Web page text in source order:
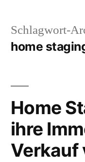
Schlagwort-
home
Home
ihre
Verkauf